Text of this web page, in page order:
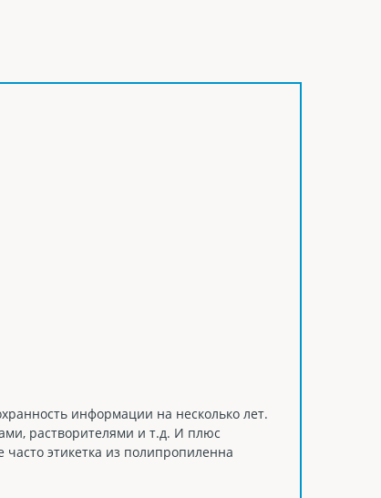
информации на несколько лет.
растворителями и т.д. И плюс
часто этикетка из полипропиленна